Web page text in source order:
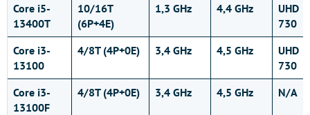
Core i5-
13400T
10/16T
(6P+4E)
1,3 GHz 4,4 GHz
UHD
730
Core i3-
13100
4/8T (4P+0E) 3,4 GHz 4,5 GHz
UHD
730
Core i3-
13100F
4/8T (4P+0E) 3,4 GHz 4,5 GHz N/A